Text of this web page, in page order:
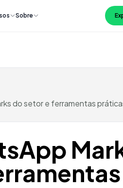
Sobre
do setor e ferramentas